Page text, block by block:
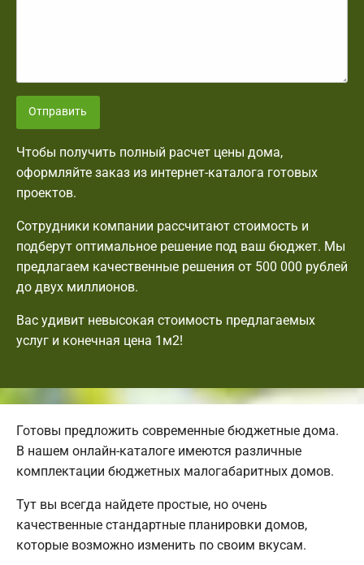
Отправить
Чтобы получить полный расчет цены дома,
оформляйте заказ из интернет-каталога готовых
проектов.
Сотрудники компании рассчитают стоимость и
подберут оптимальное решение под ваш бюджет. Мы
предлагаем качественные решения от 500 000 рублей
до двух миллионов.
Вас удивит невысокая стоимость предлагаемых
услуг и конечная цена 1м2!
Готовы предложить современные бюджетные дома.
В нашем онлайн-каталоге имеются различные
комплектации бюджетных малогабаритных домов.
Тут вы всегда найдете простые, но очень
качественные стандартные планировки домов,
которые возможно изменить по своим вкусам.